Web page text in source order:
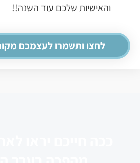
שלכם עוד השנה!!
ותשמרו לעצמכם מקום בשידור!